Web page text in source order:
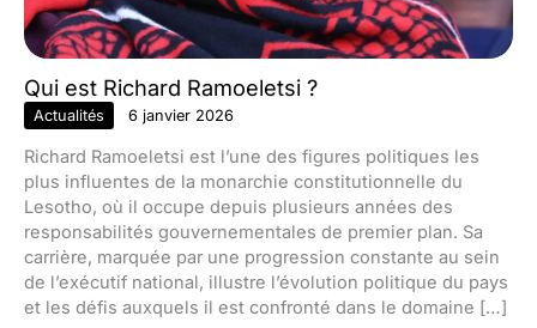
Qui est Richard Ramoeletsi ?
Actualités 6 janvier 2026
Richard Ramoeletsi est l’une des figures politiques les
plus influentes de la monarchie constitutionnelle du
Lesotho, où il occupe depuis plusieurs années des
responsabilités gouvernementales de premier plan. Sa
carrière, marquée par une progression constante au sein
de l’exécutif national, illustre l’évolution politique du pays
et les défis auxquels il est confronté dans le domaine […]